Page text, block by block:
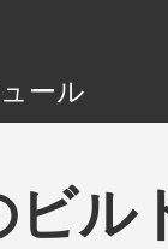
ール
ル